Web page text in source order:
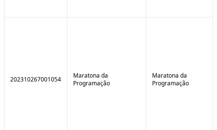
202310267001054
Maratona da
Programação
Maratona da
Programação